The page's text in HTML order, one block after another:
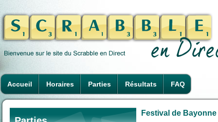
Accueil Horaires Parties Résultats FAQ
Festival de